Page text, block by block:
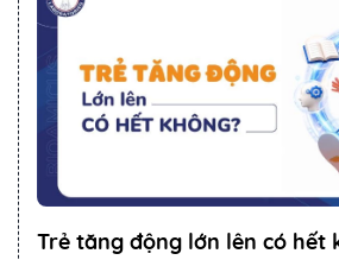
Trẻ tăng động lớn lên có hết